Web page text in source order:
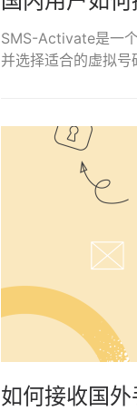
SMS-Activate是一
并选择适合的虚拟号
如何接收国